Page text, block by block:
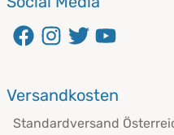
öffnet in
öffnet in
öffnet
Versandkosten
Standardversand